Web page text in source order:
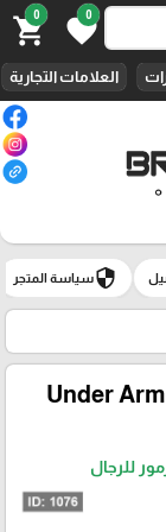
0
favorite
0
shopping_cart
العلامات التجارية
securityسياسة المتجر
Under
للرجال